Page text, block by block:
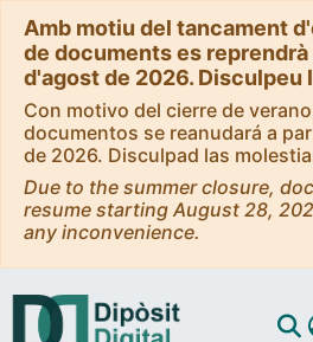
Amb motiu del tancament
de documents es
d'agost de 2026. Disculpeu
Con motivo del cierre de
documentos se reanudará a
de 2026. Disculpad las
Due to the summer closure,
resume starting August 28,
any inconvenience.